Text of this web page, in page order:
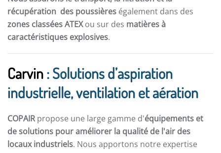
récupération des poussières également dans des
zones classées ATEXou sur des matières à
caractéristiques explosives.
Carvin: Solutions d’aspiration
industrielle, ventilation et aération
COPAIRpropose une large gamme d'équipements et
de solutions pour améliorer la qualité de l'air des
locaux industriels. Nous apportons notre expertise